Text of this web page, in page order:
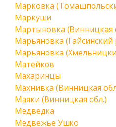
Марковка
Маркуши
Мартыновка (Винницкая
Марьяновка (Гайсинский
Марьяновка
Матейков
Махаринцы
Махнивка (Винницкая
Маяки (Винницкая обл.)
Медведка
Медвежье Ушко